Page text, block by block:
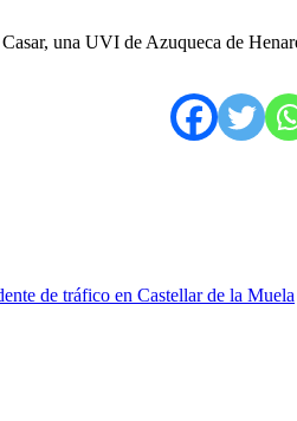
una UVI de Azuqueca de
de tráfico en Castellar de la Muela